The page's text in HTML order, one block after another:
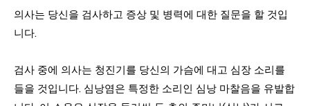
의사는 당신을 검사하고 증상 및 병력에 대한 질문을 할 것입
니다.
검사 중에 의사는 청진기를 당신의 가슴에 대고 심장 소리를
들을 것입니다. 심낭염은 특정한 소리인 심낭 마찰음을 유발합